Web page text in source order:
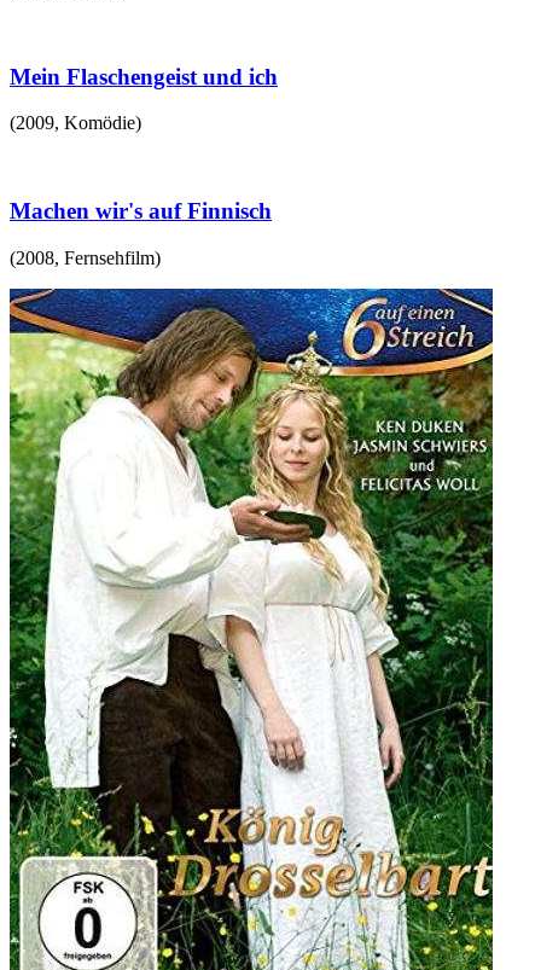
Mein Flaschengeist und ich
(2009, Komödie)
Machen wir's auf Finnisch
(2008, Fernsehfilm)